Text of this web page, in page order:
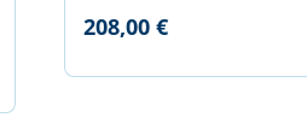
208,00 €